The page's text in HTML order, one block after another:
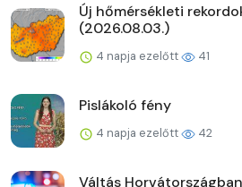
Új hőmérsékleti
(2026.08.03.)
4 napja ezelőtt 41
Pislákoló fény
4 napja ezelőtt 42
Váltás Horvátországban